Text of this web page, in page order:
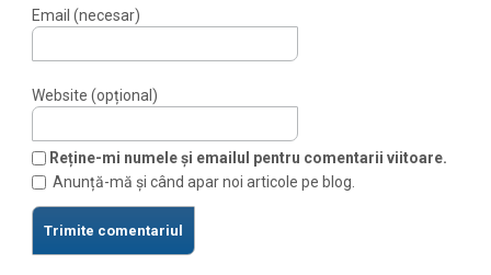
Email (necesar)
Website (opțional)
Reține-mi numele și emailul pentru comentarii viitoare.
Anunță-mă și când apar noi articole pe blog.